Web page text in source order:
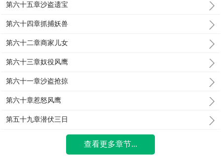
第六十五章沙盗遗宝
第六十四章抓捕妖兽
第六十二章商家儿女
第六十三章奴役风鹰
第六十一章沙盗抢掠
第六十章惹怒风鹰
第五十九章潜伏三日
查看更多章节...